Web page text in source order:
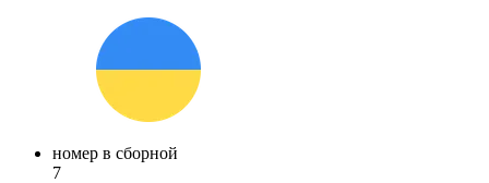
номер в сборной
7